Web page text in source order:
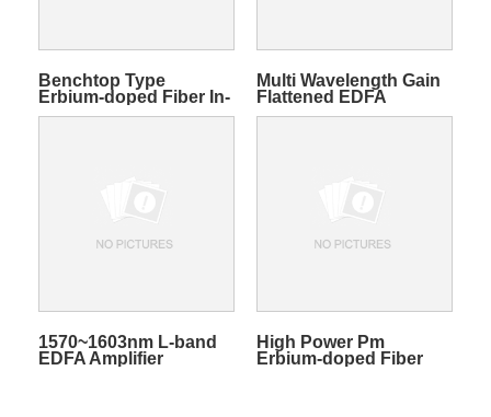
Benchtop Type
Erbium-doped Fiber In-
line Amplifier
Multi Wavelength Gain
Flattened EDFA
Amplifier
1570~1603nm L-band
EDFA Amplifier
High Power Pm
Erbium-doped Fiber